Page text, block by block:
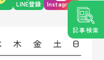
記事検索
LINE登録 Instagram